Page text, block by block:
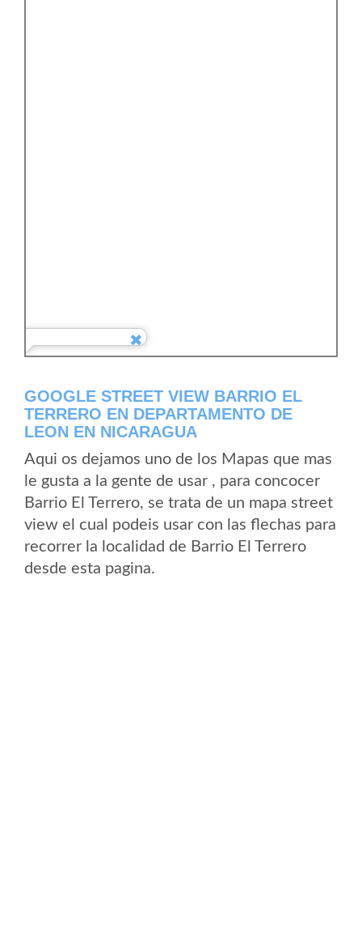
GOOGLE STREET VIEW BARRIO EL
TERRERO EN DEPARTAMENTO DE
LEON EN NICARAGUA
Aqui os dejamos uno de los Mapas que mas
le gusta a la gente de usar , para concocer
Barrio El Terrero, se trata de un mapa street
view el cual podeis usar con las flechas para
recorrer la localidad de Barrio El Terrero
desde esta pagina.